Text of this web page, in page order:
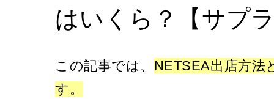
はいくら？【サプ
この記事では、 NETSEA出店方法
す。